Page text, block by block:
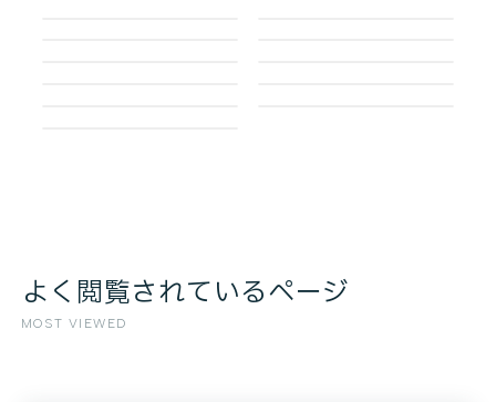
よく閲覧されているページ
MOST VIEWED